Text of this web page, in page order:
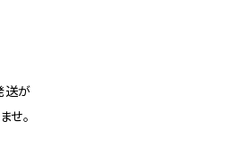
送が
せ。